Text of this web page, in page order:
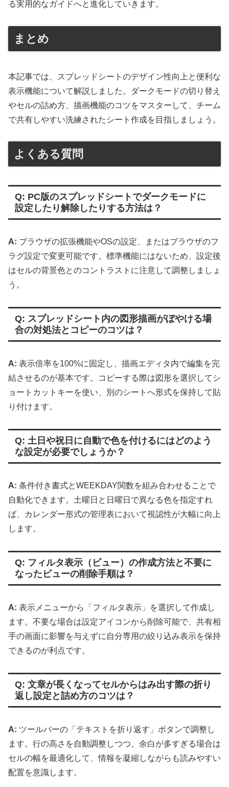
る実用的なガイドへと進化していきます。
まとめ
本記事では、スプレッドシートのデザイン性向上と便利な
表示機能について解説しました。ダークモードの切り替え
やセルの詰め方、描画機能のコツをマスターして、チーム
で共有しやすい洗練されたシート作成を目指しましょう。
よくある質問
Q: PC版のスプレッドシートでダークモードに
設定したり解除したりする方法は？
A: ブラウザの拡張機能やOSの設定、またはブラウザのフ
ラグ設定で変更可能です。標準機能にはないため、設定後
はセルの背景色とのコントラストに注意して調整しましょ
う。
Q: スプレッドシート内の図形描画がぼやける場
合の対処法とコピーのコツは？
A: 表示倍率を100%に固定し、描画エディタ内で編集を完
結させるのが基本です。コピーする際は図形を選択してシ
ョートカットキーを使い、別のシートへ形式を保持して貼
り付けます。
Q: 土日や祝日に自動で色を付けるにはどのよう
な設定が必要でしょうか？
A: 条件付き書式とWEEKDAY関数を組み合わせることで
自動化できます。土曜日と日曜日で異なる色を指定すれ
ば、カレンダー形式の管理表において視認性が大幅に向上
します。
Q: フィルタ表示（ビュー）の作成方法と不要に
なったビューの削除手順は？
A: 表示メニューから「フィルタ表示」を選択して作成し
ます。不要な場合は設定アイコンから削除可能で、共有相
手の画面に影響を与えずに自分専用の絞り込み表示を保持
できるのが利点です。
Q: 文章が長くなってセルからはみ出す際の折り
返し設定と詰め方のコツは？
A: ツールバーの「テキストを折り返す」ボタンで調整し
ます。行の高さを自動調整しつつ、余白が多すぎる場合は
セルの幅を最適化して、情報を凝縮しながらも読みやすい
配置を意識します。